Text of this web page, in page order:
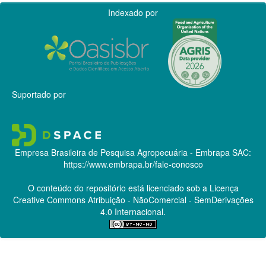
Indexado por
Suportado por
Empresa Brasileira de Pesquisa Agropecuária - Embrapa SAC:
https://www.embrapa.br/fale-conosco
O conteúdo do repositório está licenciado sob a Licença
Creative CommonsAtribuição - NãoComercial - SemDerivações
4.0 Internacional.